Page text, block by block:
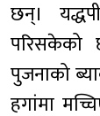
छन्।
परिसकेको
पुजनाको
हगांमा